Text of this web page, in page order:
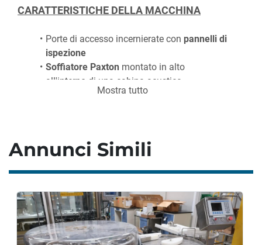
CARATTERISTICHE DELLA MACCHINA
Porte di accesso incernierate con pannelli di
ispezione
Soffiatore Paxton montato in alto
all'interno di una cabina acustica
Dispositivo di asciugatura
preciso delle lame d'aria
Mostra tutto
Annunci Simili